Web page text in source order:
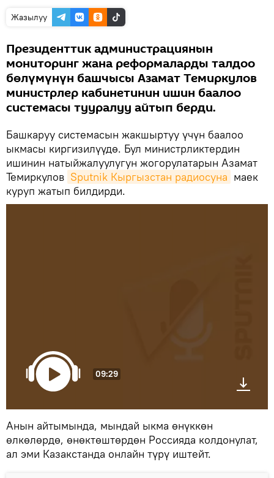
Жазылуу
Президенттик администрациянын
мониторинг жана реформаларды талдоо
бөлүмүнүн башчысы Азамат Темиркулов
министрлер кабинетинин ишин баалоо
системасы тууралуу айтып берди.
Башкаруу системасын жакшыртуу үчүн баалоо
ыкмасы киргизилүүдө. Бул министрликтердин
ишинин натыйжалуулугун жогорулатарын Азамат
Темиркулов Sputnik Кыргызстан радиосуна маек
куруп жатып билдирди.
09:29
Анын айтымында, мындай ыкма өнүккөн
өлкөлөрдө, өнөктөштөрдөн Россияда колдонулат,
ал эми Казакстанда онлайн түрү иштейт.